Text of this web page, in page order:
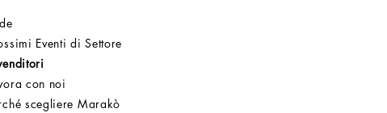
Eventi di Settore
con noi
scegliere Marakò